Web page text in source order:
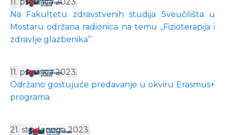
Na Fakultetu zdravstvenih studija Sveučilišta u
Mostaru održana radionica na temu „Fizioterapija i
zdravlje glazbenika“.
11. prosinca 2023.
Održano gostujuće predavanje u okviru Erasmus+
programa
21. studenoga 2023.